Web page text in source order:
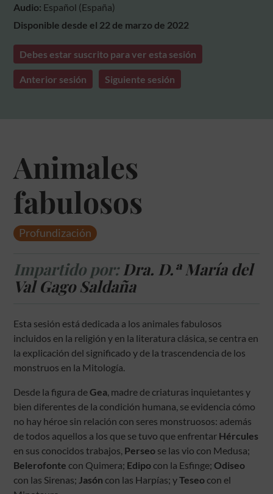
Audio: Español (España)
Disponible desde el 22 de marzo de 2022
Debes estar suscrito para ver esta sesión
Anterior sesión Siguiente sesión
Animales
fabulosos
Profundización
Impartido por: Dra. D.ª María del
Val Gago Saldaña
Esta sesión está dedicada a los animales fabulosos
incluidos en la religión y en la literatura clásica, se centra en
la explicación del significado y de la trascendencia de los
monstruos en la Mitología.
Desde la figura deGea , madre de criaturas inquietantes y
bien diferentes de la condición humana, se evidencia cómo
no hay héroe sin relación con seres monstruosos: además
de todos aquellos a los que se tuvo que enfrentar Hércules
en sus conocidos trabajos, Perseo se las vio con Medusa;
Belerofonte con Quimera; Edipo con la Esfinge;Odiseo
con las Sirenas; Jasón con las Harpías; yTeseo con el